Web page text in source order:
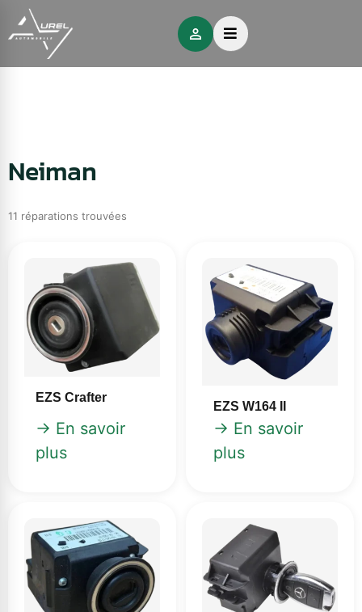
Neiman
11 réparations trouvées
EZS Crafter
→ En savoir
plus
EZS W164 II
→ En savoir
plus